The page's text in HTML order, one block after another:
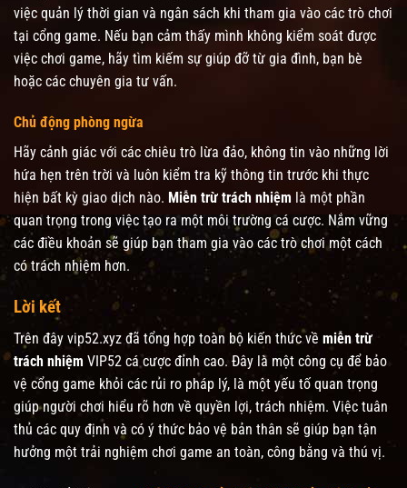
việc quản lý thời gian và ngân sách khi tham gia vào các trò chơi
tại cổng game. Nếu bạn cảm thấy mình không kiểm soát được
việc chơi game, hãy tìm kiếm sự giúp đỡ từ gia đình, bạn bè
hoặc các chuyên gia tư vấn.
Chủ động phòng ngừa
Hãy cảnh giác với các chiêu trò lừa đảo, không tin vào những lời
hứa hẹn trên trời và luôn kiểm tra kỹ thông tin trước khi thực
hiện bất kỳ giao dịch nào. Miễn trừ trách nhiệm là một phần
quan trọng trong việc tạo ra một môi trường cá cược. Nắm vững
các điều khoản sẽ giúp bạn tham gia vào các trò chơi một cách
có trách nhiệm hơn.
Lời kết
Trên đây vip52.xyz đã tổng hợp toàn bộ kiến thức về miễn trừ
trách nhiệm VIP52 cá cược đỉnh cao. Đây là một công cụ để bảo
vệ cổng game khỏi các rủi ro pháp lý, là một yếu tố quan trọng
giúp người chơi hiểu rõ hơn về quyền lợi, trách nhiệm. Việc tuân
thủ các quy định và có ý thức bảo vệ bản thân sẽ giúp bạn tận
hưởng một trải nghiệm chơi game an toàn, công bằng và thú vị.